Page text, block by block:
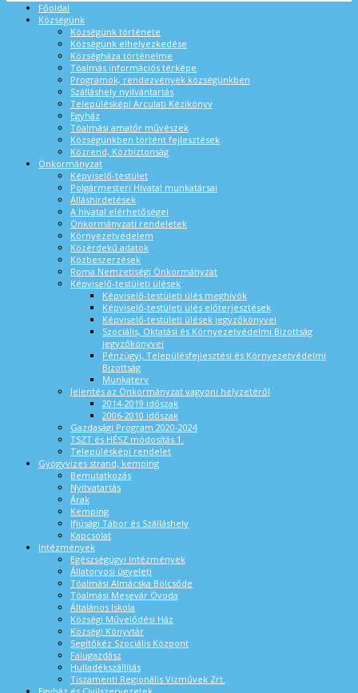
Főoldal
Községünk
Községünk története
Községünk elhelyezkedése
Községháza történelme
Tóalmás információs térképe
Programok, rendezvények községünkben
Szálláshely nyilvántartás
Településképi Arculati Kézikönyv
Egyház
Tóalmási amatőr művészek
Községünkben történt fejlesztések
Közrend, Közbiztonság
Önkormányzat
Képviselő-testület
Polgármesteri Hivatal munkatársai
Álláshirdetések
A hivatal elérhetőségei
Önkormányzati rendeletek
Környezetvédelem
Közérdekű adatok
Közbeszerzések
Roma Nemzetiségi Önkormányzat
Képviselő-testületi ülések
Képviselő-testületi ülés meghívók
Képviselő-testületi ülés előterjesztések
Képviselő-testületi ülések jegyzőkönyvei
Szociális, Oktatási és Környezetvédelmi Bizottság
jegyzőkönyvei
Pénzügyi, Településfejlesztési és Környezetvédelmi
Bizottság
Munkaterv
Jelentés az Önkormányzat vagyoni helyzetéről
2014-2019 időszak
2006-2010 időszak
Gazdasági Program 2020-2024
TSZT és HÉSZ módosítás 1.
Településképi rendelet
Gyógyvizes strand, kemping
Bemutatkozás
Nyitvatartás
Árak
Kemping
Ifjúsági Tábor és Szálláshely
Kapcsolat
Intézmények
Egészségügyi Intézmények
Állatorvosi ügyeleti
Tóalmási Almácska Bölcsőde
Tóalmási Mesevár Óvoda
Általános Iskola
Községi Művelődési Ház
Községi Könyvtár
Segítőkéz Szociális Központ
Falugazdász
Hulladékszállítás
Tiszamenti Regionális Vízművek Zrt.